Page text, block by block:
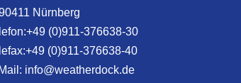
Nürnberg
(0)911-376638-30
(0)911-376638-40
info@weatherdock.de